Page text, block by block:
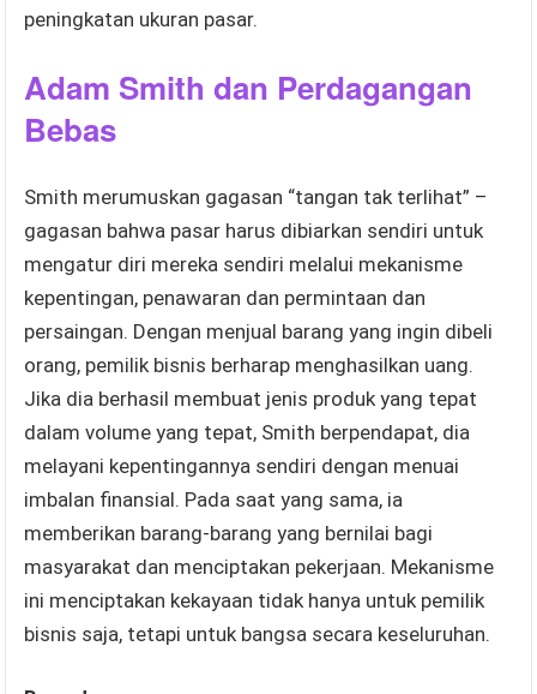
peningkatan ukuran pasar.
Adam Smith dan Perdagangan
Bebas
Smith merumuskan gagasan “tangan tak terlihat” –
gagasan bahwa pasar harus dibiarkan sendiri untuk
mengatur diri mereka sendiri melalui mekanisme
kepentingan, penawaran dan permintaan dan
persaingan. Dengan menjual barang yang ingin dibeli
orang, pemilik bisnis berharap menghasilkan uang.
Jika dia berhasil membuat jenis produk yang tepat
dalam volume yang tepat, Smith berpendapat, dia
melayani kepentingannya sendiri dengan menuai
imbalan finansial. Pada saat yang sama, ia
memberikan barang-barang yang bernilai bagi
masyarakat dan menciptakan pekerjaan. Mekanisme
ini menciptakan kekayaan tidak hanya untuk pemilik
bisnis saja, tetapi untuk bangsa secara keseluruhan.